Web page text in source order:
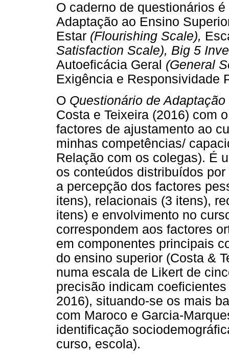
O caderno de questionários
Adaptação ao Ensino
Estar (Flourishing Scale),
Satisfaction Scale), Big 5
Autoeficácia Geral (General
Exigência e Responsividade
O Questionário de
Costa e Teixeira (2016) com
factores de ajustamento ao
minhas competências/
Relação com os colegas). É
os conteúdos distribuídos
a percepção dos factores
itens), relacionais (3 itens),
itens) e envolvimento no
correspondem aos factores
em componentes principais
do ensino superior (Costa &
numa escala de Likert de
precisão indicam
2016), situando-se os mais
com Maroco e Garcia-
identificação
curso, escola).